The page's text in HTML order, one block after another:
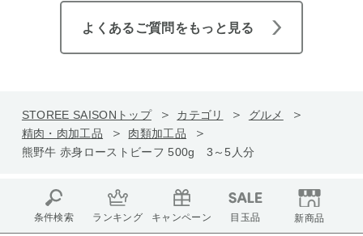
よくあるご質問をもっと見る
STOREE SAISONトップ カテゴリ
グルメ
精肉・肉加工品
肉類加工品
熊野牛 赤身ローストビーフ 500g 3～5人分
条件検索 ランキング キャンペーン 目玉品 新商品